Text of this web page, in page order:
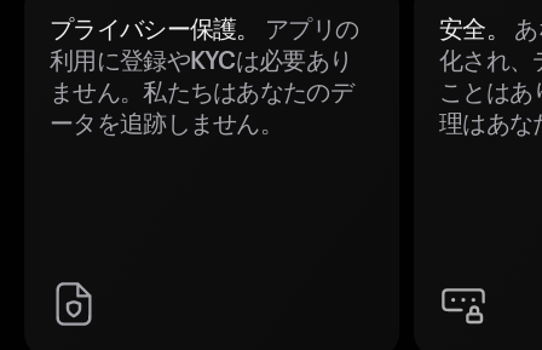
プライバシー保護。
アプリの
利用に登録やKYCは必要あり
ません。私たちはあなたのデ
ータを追跡しません。
安全。
化され、
ことはあ
理はあな